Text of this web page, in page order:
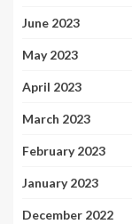
June 2023
May 2023
April 2023
March 2023
February 2023
January 2023
December 2022